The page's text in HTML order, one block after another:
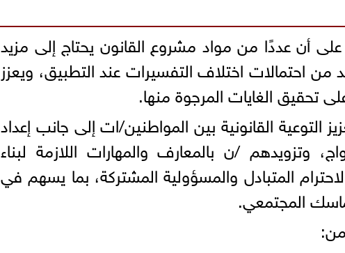
على أن عددًا من مواد مشروع القانون يحتاج إلى مزيد
من احتمالات اختلاف التفسيرات عند التطبيق، ويعزز
تحقيق الغايات المرجوة منها.
التوعية القانونية بين المواطنين/ات إلى جانب إعداد
وتزويدهم /ن بالمعارف والمهارات اللازمة لبناء
المتبادل والمسؤولية المشتركة، بما يسهم في
المجتمعي.